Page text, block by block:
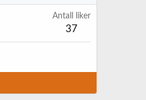
Antall liker
37